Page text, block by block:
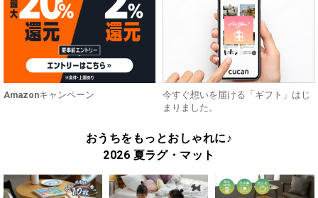
Amazonキャンペーン
今すぐ想いを届ける「ギフト」はじ
まりました。
おうちをもっとおしゃれに♪
2026 夏ラグ・マット